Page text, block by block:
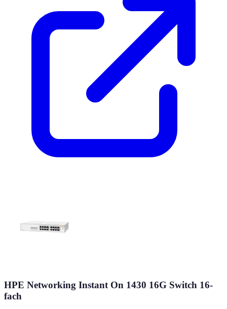
HPE Networking Instant On 1430 16G Switch 16-
fach